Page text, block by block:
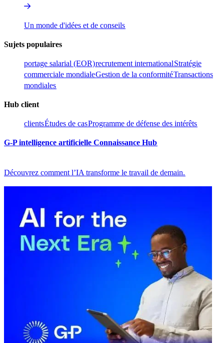
Un monde d'idées et de conseils​​
Sujets populaires​​
portage salarial (EOR)​​recrutement international​​Stratégie
commerciale mondiale​​Gestion de la conformité​​Transactions
mondiales​​
Hub client​​
clients​​Études de cas​​Programme de défense des intérêts​​
G-P intelligence artificielle Connaissance Hub​​
Découvrez comment l’IA transforme le travail de demain.​​